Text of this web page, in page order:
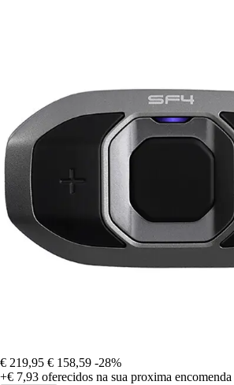
€ 219,95 € 158,59 -28%
+€ 7,93 oferecidos na sua proxima encomenda